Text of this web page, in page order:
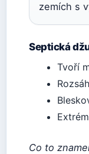
zemích s
Septická
Tvoří
Co to